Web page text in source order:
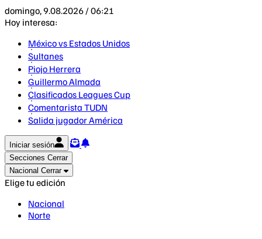
domingo, 9.08.2026 / 06:21
Hoy interesa:
México vs Estados Unidos
Sultanes
Piojo Herrera
Guillermo Almada
Clasificados Leagues Cup
Comentarista TUDN
Salida jugador América
Iniciar sesión
Secciones Cerrar
Nacional Cerrar
Elige tu edición
Nacional
Norte